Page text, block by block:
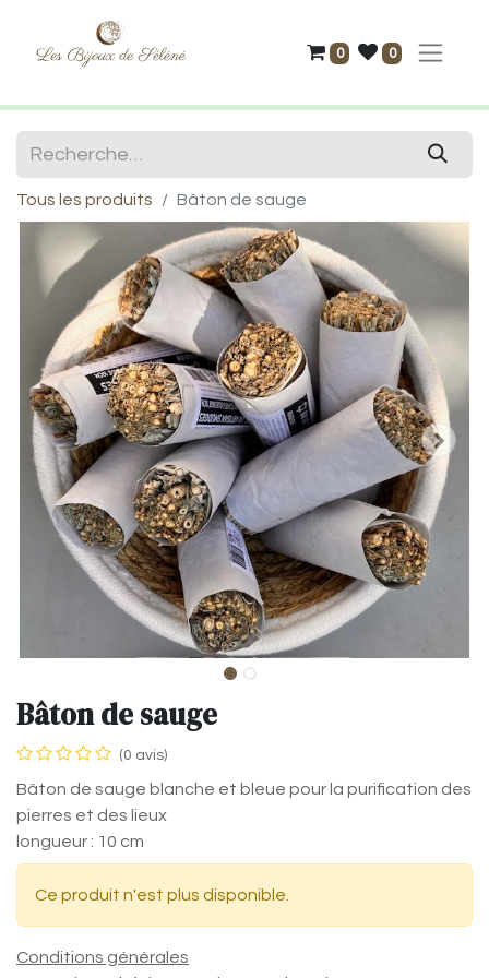
0 0
Tous les produits Bâton de sauge
Bâton de sauge
(0 avis)
Bâton de sauge blanche et bleue pour la purification des
pierres et des lieux
longueur : 10 cm
Ce produit n'est plus disponible.
Conditions générales